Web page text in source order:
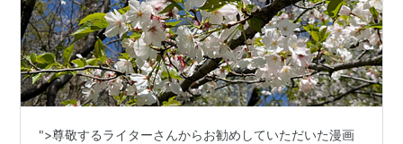
">尊敬するライターさんからお勧めしていただいた漫画